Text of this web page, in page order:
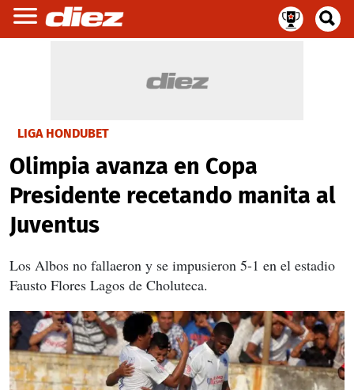
LIGA HONDUBET
Olimpia avanza en Copa
Presidente recetando manita al
Juventus
Los Albos no fallaeron y se impusieron 5-1 en el estadio
Fausto Flores Lagos de Choluteca.